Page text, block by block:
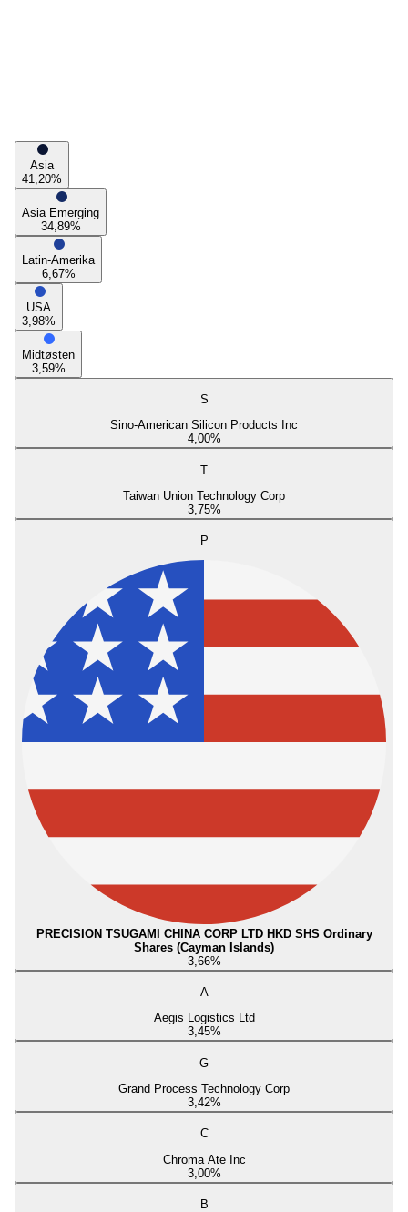
Asia
41,20%
Asia Emerging
34,89%
Latin-Amerika
6,67%
USA
3,98%
Midtøsten
3,59%
S
Sino-American Silicon Products Inc
4,00%
T
Taiwan Union Technology Corp
3,75%
P
PRECISION TSUGAMI CHINA CORP LTD HKD SHS Ordinary
Shares (Cayman Islands)
3,66%
A
Aegis Logistics Ltd
3,45%
G
Grand Process Technology Corp
3,42%
C
Chroma Ate Inc
3,00%
B